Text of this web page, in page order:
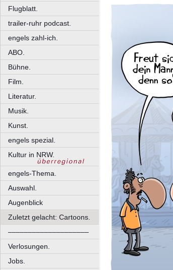
Flugblatt.
trailer-ruhr podcast.
engels zahl-ich.
ABO.
Bühne.
Film.
Literatur.
Musik.
Kunst.
engels spezial.
Kultur in NRW.
engels-Thema.
Auswahl.
Augenblick
Zuletzt gelacht: Cartoons.
––––––––––––––––––––
Verlosungen.
Jobs.